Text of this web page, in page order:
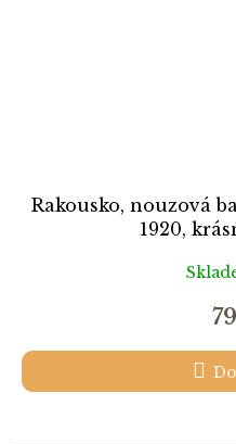
Rakousko, nouzová
1920,